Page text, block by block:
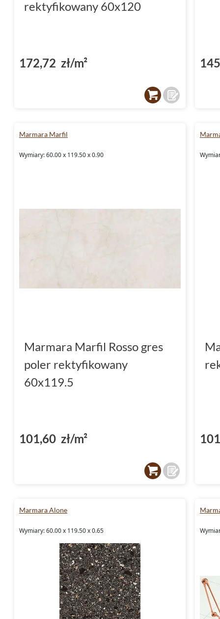
rektyfikowany 60x120
172,72 zł/m²
Marmara Marfil
Wymiary: 60.00 x 119.50 x 0.90
Marmara Marfil Rosso gres
poler rektyfikowany
60x119.5
101,60 zł/m²
Marmara Alone
Wymiary: 60.00 x 119.50 x 0.65